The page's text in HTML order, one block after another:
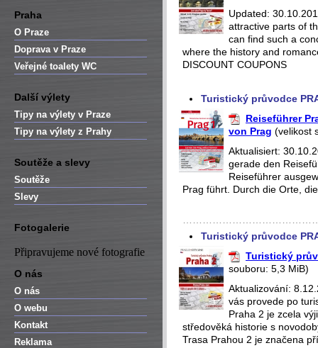
Praha
O Praze
Doprava v Praze
Veřejné toalety WC
Další výlety
Tipy na výlety v Praze
Tipy na výlety z Prahy
Soutěže a slevy
Soutěže
Slevy
Fotogalerie
Připravujeme nové fotografie
O nás
O nás
O webu
Kontakt
Reklama
Updated:
attractive parts of
can find such a
where the history and
DISCOUNT COUPONS
Turistický průvodce
Reiseführer
von Prag (velikost
Aktualisiert:
gerade den
Reiseführer
Prag führt. Durch die Orte,
Turistický průvodce
Turistický
souboru: 5,3 MiB)
Aktualizování:
vás provede po
Praha 2 je zcela
středověká historie s
Trasa Prahou 2 je značena